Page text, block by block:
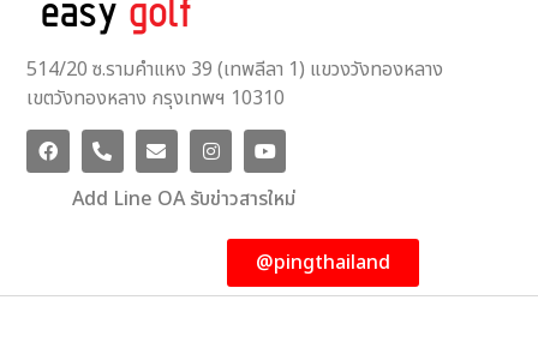
514/20 ซ.รามคำแหง 39 (เทพลีลา 1) แขวงวังทองหลาง
เขตวังทองหลาง กรุงเทพฯ 10310
Add Line OA รับข่าวสารใหม่
@pingthailand